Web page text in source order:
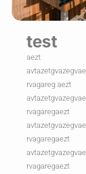
test
aezt
rvagareg aezt
rvagaregaezt
rvagaregaezt
rvagaregaezt